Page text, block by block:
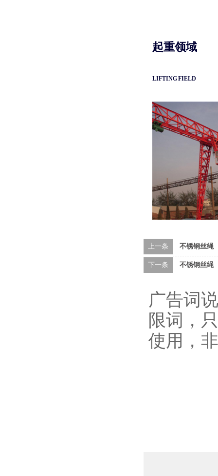
起重领域
LIFTING FIELD
上一条 不锈钢丝绳
下一条 不锈钢丝绳
广告词
限词，
使用，